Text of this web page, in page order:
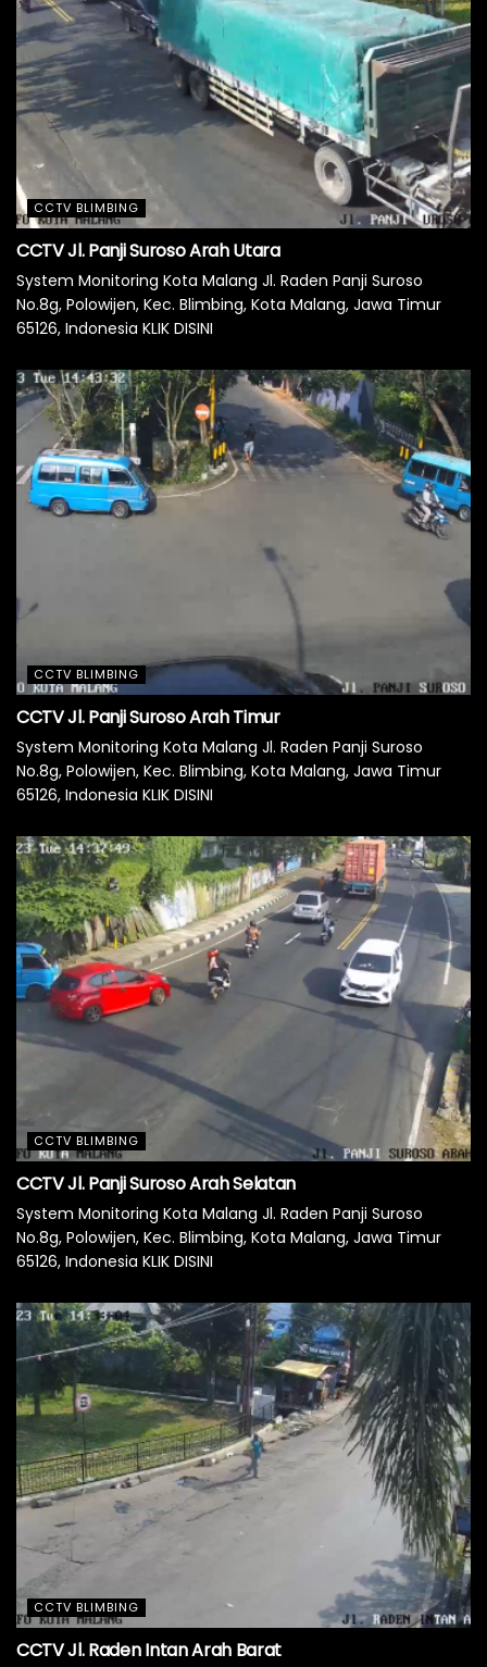
CCTV BLIMBING
CCTV Jl. Panji Suroso Arah Utara
System Monitoring Kota Malang Jl. Raden Panji Suroso
No.8g, Polowijen, Kec. Blimbing, Kota Malang, Jawa Timur
65126, Indonesia KLIK DISINI
CCTV BLIMBING
CCTV Jl. Panji Suroso Arah Timur
System Monitoring Kota Malang Jl. Raden Panji Suroso
No.8g, Polowijen, Kec. Blimbing, Kota Malang, Jawa Timur
65126, Indonesia KLIK DISINI
CCTV BLIMBING
CCTV Jl. Panji Suroso Arah Selatan
System Monitoring Kota Malang Jl. Raden Panji Suroso
No.8g, Polowijen, Kec. Blimbing, Kota Malang, Jawa Timur
65126, Indonesia KLIK DISINI
CCTV BLIMBING
CCTV Jl. Raden Intan Arah Barat